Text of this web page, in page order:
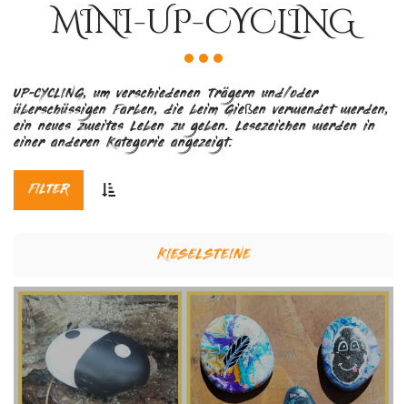
MINI-UP-CYCLING
UP-CYCLING, um verschiedenen Trägern und/oder
überschüssigen Farben, die beim Gießen verwendet werden,
ein neues zweites Leben zu geben. Lesezeichen werden in
einer anderen Kategorie angezeigt.
FILTER
KIESELSTEINE